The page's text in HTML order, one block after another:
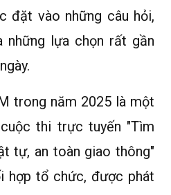
đặt vào những câu hỏi,
những lựa chọn rất gần
trong năm 2025 là một
thi trực tuyến "Tìm
tự, an toàn giao thông"
hợp tổ chức, được phát